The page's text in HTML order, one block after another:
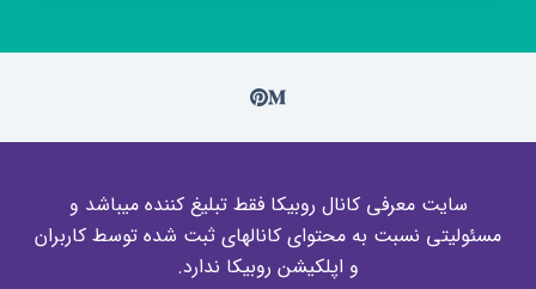
سایت معرفی کانال روبیکا فقط تبلیغ کننده میباشد و
مسئولیتی نسبت به محتوای کانالهای ثبت شده توسط کاربران
و اپلکیشن روبیکا ندارد.